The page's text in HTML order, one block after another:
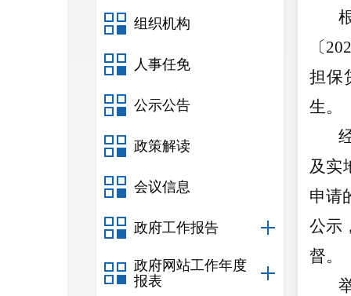
组织机构
人事任免
公示公告
政策解读
会议信息
政府工作报告
政府网站工作年度
报表
〔
担保
生。
及实
申请
公示
督。